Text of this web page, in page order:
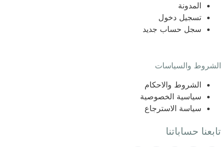
المدونة
تسجيل دخول
سجل حساب جديد
الشروط والسياسات
الشروط والاحكام
سياسية الخصوصية
سياسة الاسترجاع
تابعنا حساباتنا